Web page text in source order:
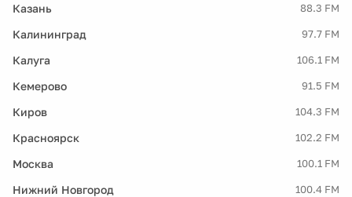
Казань 88.3 FM
Калининград 97.7 FM
Калуга 106.1 FM
Кемерово 91.5 FM
Киров 104.3 FM
Красноярск 102.2 FM
Москва 100.1 FM
Нижний Новгород 100.4 FM